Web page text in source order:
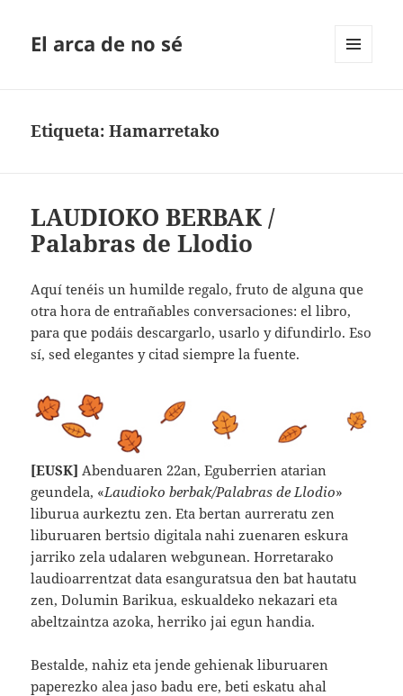
El arca de no sé
Etiqueta:Hamarretako
LAUDIOKO BERBAK /
Palabras de Llodio
Aquí tenéis un humilde regalo, fruto de alguna que
otra hora de entrañables conversaciones: el libro,
para que podáis descargarlo, usarlo y difundirlo. Eso
sí, sed elegantes y citad siempre la fuente.
[EUSK] Abenduaren 22an, Eguberrien atarian
geundela, «Laudioko berbak/Palabras de Llodio»
liburua aurkeztu zen. Eta bertan aurreratu zen
liburuaren bertsio digitala nahi zuenaren eskura
jarriko zela udalaren webgunean. Horretarako
laudioarrentzat data esanguratsua den bat hautatu
zen, Dolumin Barikua, eskualdeko nekazari eta
abeltzaintza azoka, herriko jai egun handia.
Bestalde, nahiz eta jende gehienak liburuaren
paperezko alea jaso badu ere, beti eskatu ahal